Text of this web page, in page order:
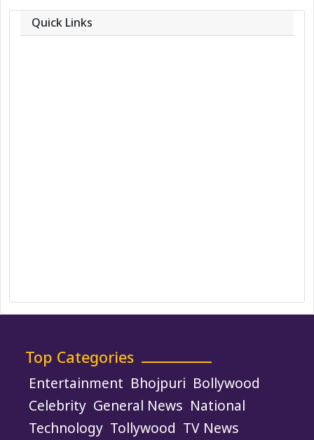
Quick Links
Top Categories
Entertainment Bhojpuri Bollywood
Celebrity General News National
Technology Tollywood TV News